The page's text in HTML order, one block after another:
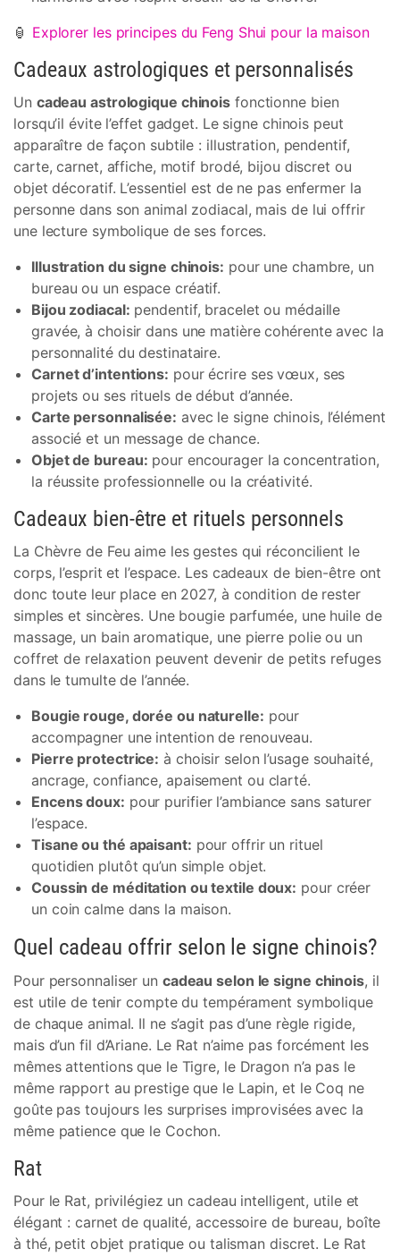
🏮 Explorer les principes du Feng Shui pour la maison
Cadeaux astrologiques et personnalisés
Un cadeau astrologique chinois fonctionne bien
lorsqu’il évite l’effet gadget. Le signe chinois peut
apparaître de façon subtile : illustration, pendentif,
carte, carnet, affiche, motif brodé, bijou discret ou
objet décoratif. L’essentiel est de ne pas enfermer la
personne dans son animal zodiacal, mais de lui offrir
une lecture symbolique de ses forces.
Illustration du signe chinois: pour une chambre, un
bureau ou un espace créatif.
Bijou zodiacal: pendentif, bracelet ou médaille
gravée, à choisir dans une matière cohérente avec la
personnalité du destinataire.
Carnet d’intentions: pour écrire ses vœux, ses
projets ou ses rituels de début d’année.
Carte personnalisée: avec le signe chinois, l’élément
associé et un message de chance.
Objet de bureau: pour encourager la concentration,
la réussite professionnelle ou la créativité.
Cadeaux bien-être et rituels personnels
La Chèvre de Feu aime les gestes qui réconcilient le
corps, l’esprit et l’espace. Les cadeaux de bien-être ont
donc toute leur place en 2027, à condition de rester
simples et sincères. Une bougie parfumée, une huile de
massage, un bain aromatique, une pierre polie ou un
coffret de relaxation peuvent devenir de petits refuges
dans le tumulte de l’année.
Bougie rouge, dorée ou naturelle: pour
accompagner une intention de renouveau.
Pierre protectrice: à choisir selon l’usage souhaité,
ancrage, confiance, apaisement ou clarté.
Encens doux: pour purifier l’ambiance sans saturer
l’espace.
Tisane ou thé apaisant: pour offrir un rituel
quotidien plutôt qu’un simple objet.
Coussin de méditation ou textile doux: pour créer
un coin calme dans la maison.
Quel cadeau offrir selon le signe chinois?
Pour personnaliser un cadeau selon le signe chinois, il
est utile de tenir compte du tempérament symbolique
de chaque animal. Il ne s’agit pas d’une règle rigide,
mais d’un fil d’Ariane. Le Rat n’aime pas forcément les
mêmes attentions que le Tigre, le Dragon n’a pas le
même rapport au prestige que le Lapin, et le Coq ne
goûte pas toujours les surprises improvisées avec la
même patience que le Cochon.
Rat
Pour le Rat, privilégiez un cadeau intelligent, utile et
élégant : carnet de qualité, accessoire de bureau, boîte
à thé, petit objet pratique ou talisman discret. Le Rat